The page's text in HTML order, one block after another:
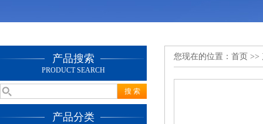
产品搜索
PRODUCT SEARCH
产品分类
您现在的位置： 首页 >>